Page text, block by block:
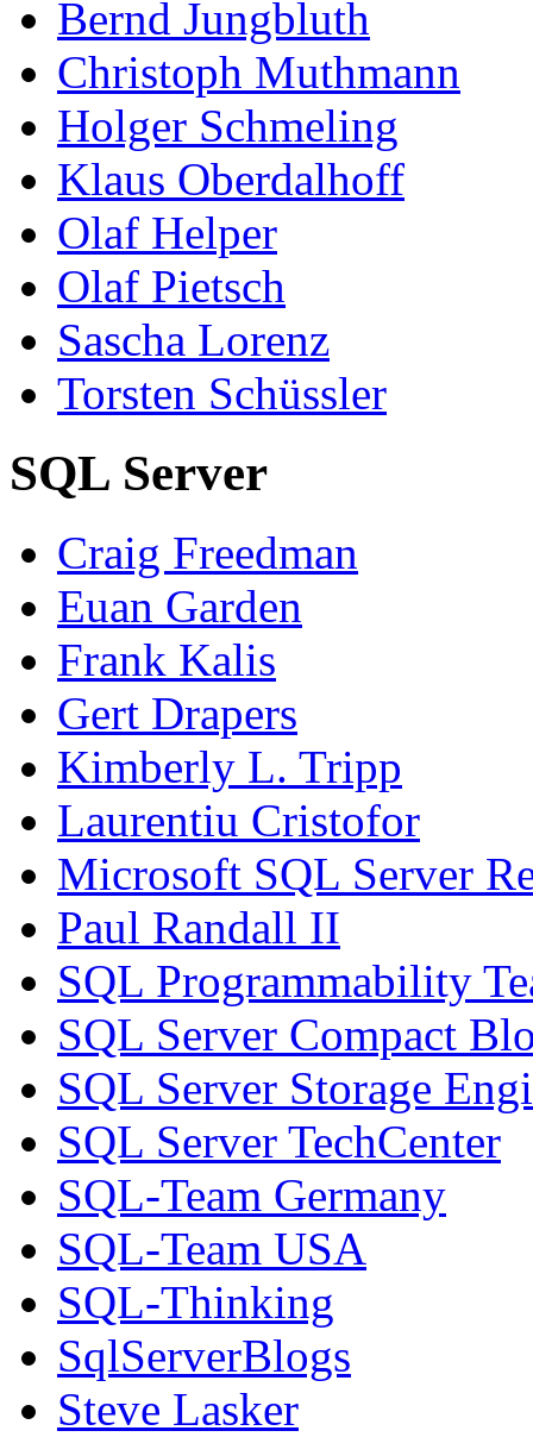
Bernd Jungbluth
Christoph Muthmann
Holger Schmeling
Klaus Oberdalhoff
Olaf Helper
Olaf Pietsch
Sascha Lorenz
Torsten Schüssler
SQL Server
Craig Freedman
Euan Garden
Frank Kalis
Gert Drapers
Kimberly L. Tripp
Laurentiu Cristofor
Microsoft SQL Server
Paul Randall II
SQL Programmability
SQL Server Compact
SQL Server Storage
SQL Server TechCenter
SQL-Team Germany
SQL-Team USA
SQL-Thinking
SqlServerBlogs
Steve Lasker